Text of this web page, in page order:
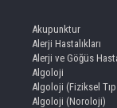
Akupunktur
Alerji Hastalıkları
Alerji ve Göğüs
Algoloji
Algoloji (Fiziksel
Algoloji (Noroloji)